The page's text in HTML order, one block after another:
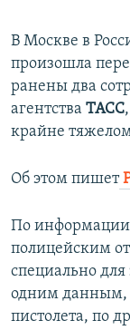
Все сайты
В Москве в
произошла
ранены два
агентства ТАСС
крайне
Об этом пишет
По информации
полицейским
специально
одним данным,
пистолета, по